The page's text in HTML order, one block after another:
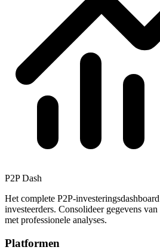
P2P Dash
Het complete P2P-
investeerders. Consolideer gegevens
met professionele analyses.
Platformen